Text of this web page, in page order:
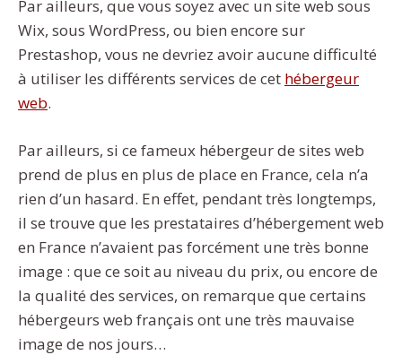
Par ailleurs, que vous soyez avec un site web sous
Wix, sous WordPress, ou bien encore sur
Prestashop, vous ne devriez avoir aucune difficulté
à utiliser les différents services de cet hébergeur
web.
Par ailleurs, si ce fameux hébergeur de sites web
prend de plus en plus de place en France, cela n’a
rien d’un hasard. En effet, pendant très longtemps,
il se trouve que les prestataires d’hébergement web
en France n’avaient pas forcément une très bonne
image : que ce soit au niveau du prix, ou encore de
la qualité des services, on remarque que certains
hébergeurs web français ont une très mauvaise
image de nos jours…